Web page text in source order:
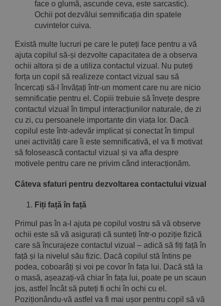
face o glumă, ascunde ceva, este sarcastic).
Ochii pot dezvălui semnificația din spatele
cuvintelor cuiva.
Există multe lucruri pe care le puteți face pentru a vă
ajuta copilul să-și dezvolte capacitatea de a observa
ochii altora și de a utiliza contactul vizual. Nu puteți
forța un copil să realizeze contact vizual sau să
încercați să-l învățați într-un moment care nu are nicio
semnificație pentru el. Copiii trebuie să învețe despre
contactul vizual în timpul interacțiunilor naturale, de zi
cu zi, cu persoanele importante din viața lor. Dacă
copilul este într-adevăr implicat și conectat în timpul
unei activități care îi este semnificativă, el va fi motivat
să folosească contactul vizual și va afla despre
motivele pentru care ne privim când interacționăm.
Câteva sfaturi pentru dezvoltarea contactului vizual
Fiți față în față
Primul pas în a-l ajuta pe copilul vostru să vă observe
ochii este să vă asigurați că sunteți într-o poziție fizică
care să încurajeze contactul vizual – adică să fiți față în
față și la nivelul său fizic. Dacă copilul stă întins pe
podea, coboarâți și voi pe covor în fața lui. Dacă stă la
o masă, așeazați-vă chiar în fața lui, poate pe un scaun
jos, astfel încât să puteți fi ochi în ochi cu el.
Poziționându-vă astfel va fi mai ușor pentru copil să vă